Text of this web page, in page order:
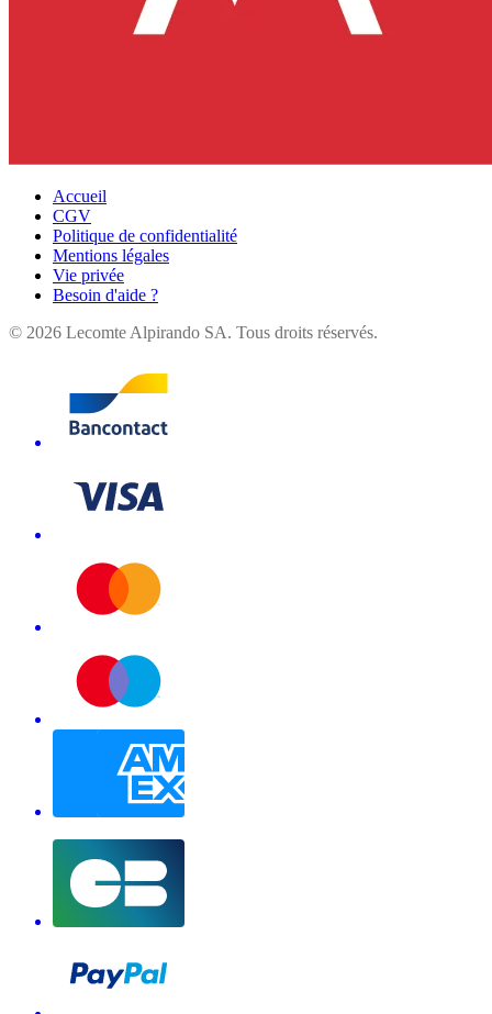
Accueil
CGV
Politique de confidentialité
Mentions légales
Vie privée
Besoin d'aide ?
© 2026 Lecomte Alpirando SA. Tous droits réservés.